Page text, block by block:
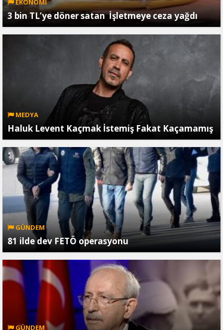
3 bin TL’ye döner satan İşletmeye ceza yağdı
MEDYA
Haluk Levent Kaçmak İstemiş Fakat Kaçamamış
GÜNDEM
81 ilde dev FETÖ operasyonu
GÜNDEM